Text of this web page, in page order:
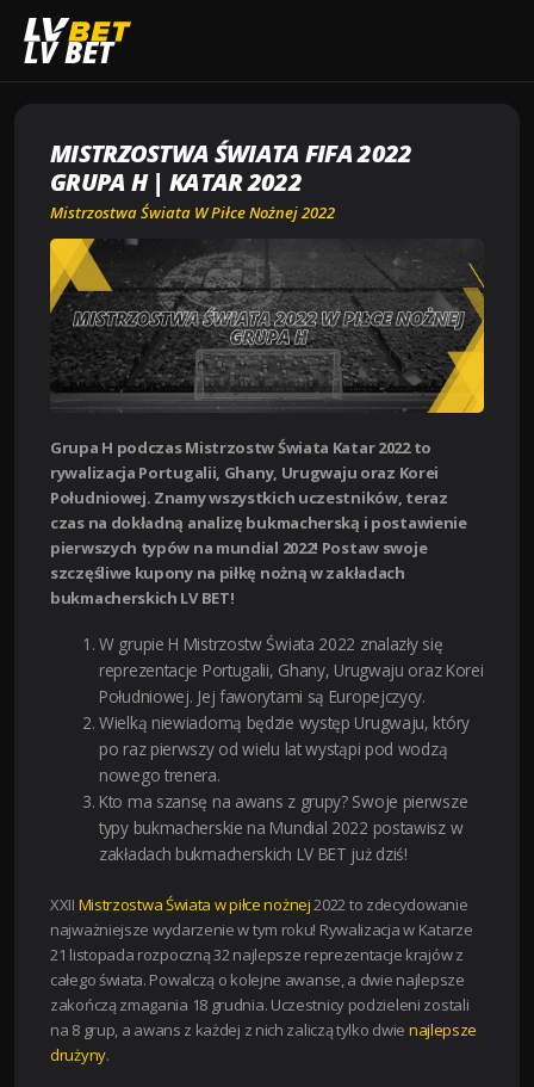
LV BET
Strona główna
Mistrzostwa Świata FIFA 2022 grupa H | Katar 2022
MISTRZOSTWA ŚWIATA FIFA 2022
GRUPA H | KATAR 2022
Mistrzostwa Świata W Piłce Nożnej 2022
Grupa H podczas Mistrzostw Świata Katar 2022 to
rywalizacja Portugalii, Ghany, Urugwaju oraz Korei
Południowej. Znamy wszystkich uczestników, teraz
czas na dokładną analizę bukmacherską i postawienie
pierwszych typów na mundial 2022! Postaw swoje
szczęśliwe kupony na piłkę nożną w zakładach
bukmacherskich LV BET!
W grupie H Mistrzostw Świata 2022 znalazły się
reprezentacje Portugalii, Ghany, Urugwaju oraz Korei
Południowej. Jej faworytami są Europejczycy.
Wielką niewiadomą będzie występ Urugwaju, który
po raz pierwszy od wielu lat wystąpi pod wodzą
nowego trenera.
Kto ma szansę na awans z grupy? Swoje pierwsze
typy bukmacherskie na Mundial 2022 postawisz w
zakładach bukmacherskich LV BET już dziś!
XXII Mistrzostwa Świata w piłce nożnej2022 to zdecydowanie
najważniejsze wydarzenie w tym roku! Rywalizacja w Katarze
21 listopada rozpoczną 32 najlepsze reprezentacje krajów z
całego świata. Powalczą o kolejne awanse, a dwie najlepsze
zakończą zmagania 18 grudnia. Uczestnicy podzieleni zostali
na 8 grup, a awans z każdej z nich zaliczą tylko dwie najlepsze
drużyny.